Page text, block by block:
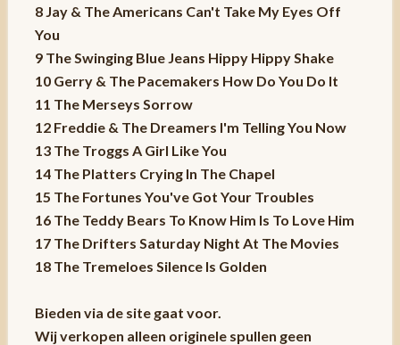
8 Jay & The Americans Can't Take My Eyes Off
You
9 The Swinging Blue Jeans Hippy Hippy Shake
10 Gerry & The Pacemakers How Do You Do It
11 The Merseys Sorrow
12 Freddie & The Dreamers I'm Telling You Now
13 The Troggs A Girl Like You
14 The Platters Crying In The Chapel
15 The Fortunes You've Got Your Troubles
16 The Teddy Bears To Know Him Is To Love Him
17 The Drifters Saturday Night At The Movies
18 The Tremeloes Silence Is Golden
Bieden via de site gaat voor.
Wij verkopen alleen originele spullen geen